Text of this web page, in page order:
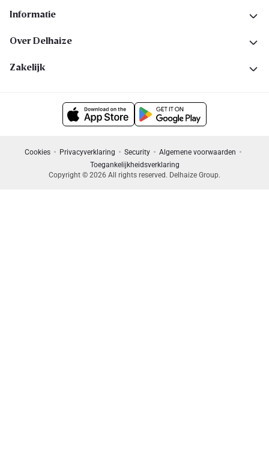
Informatie
Over Delhaize
Zakelijk
Cookies Privacyverklaring Security
Algemene voorwaarden
Toegankelijkheidsverklaring
Copyright © 2026 All rights reserved. Delhaize Group.